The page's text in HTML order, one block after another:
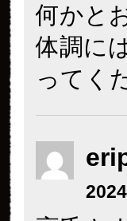
何かと
体調に
ってく